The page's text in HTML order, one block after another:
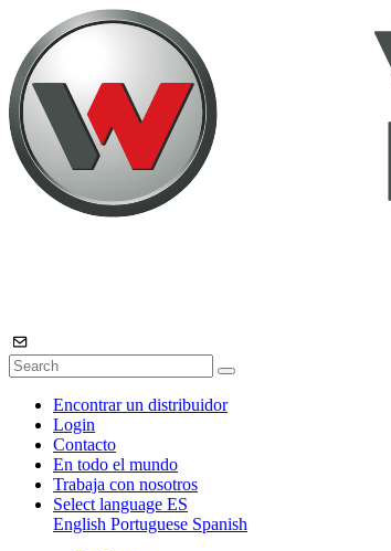
Encontrar un distribuidor
Login
Contacto
En todo el mundo
Trabaja con nosotros
Select language ES
English Portuguese Spanish